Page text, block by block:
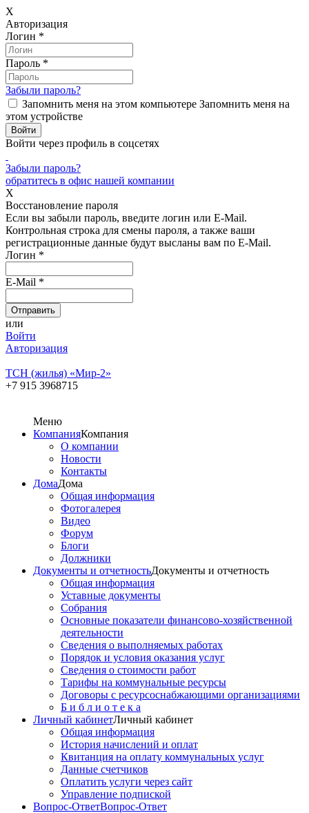
X
Авторизация
Логин *
Пароль *
Забыли пароль?
Запомнить меня на этом компьютере Запомнить меня на
этом устройстве
Войти через профиль в соцсетях
Забыли пароль?
обратитесь в офис нашей компании
X
Восстановление пароля
Если вы забыли пароль, введите логин или E-Mail.
Контрольная строка для смены пароля, а также ваши
регистрационные данные будут высланы вам по E-Mail.
Логин *
E-Mail *
или
Войти
Авторизация
ТСН (жилья) «Мир-2»
+7 915 3968715
Меню
КомпанияКомпания
О компании
Новости
Контакты
ДомаДома
Общая информация
Фотогалерея
Видео
Форум
Блоги
Должники
Документы и отчетностьДокументы и отчетность
Общая информация
Уставные документы
Собрания
Основные показатели финансово-хозяйственной
деятельности
Сведения о выполняемых работах
Порядок и условия оказания услуг
Сведения о стоимости работ
Тарифы на коммунальные ресурсы
Договоры c ресурсоснабжающими организациями
Б и б л и о т е к а
Личный кабинетЛичный кабинет
Общая информация
История начислений и оплат
Квитанция на оплату коммунальных услуг
Данные счетчиков
Оплатить услуги через сайт
Управление подпиской
Вопрос-ОтветВопрос-Ответ